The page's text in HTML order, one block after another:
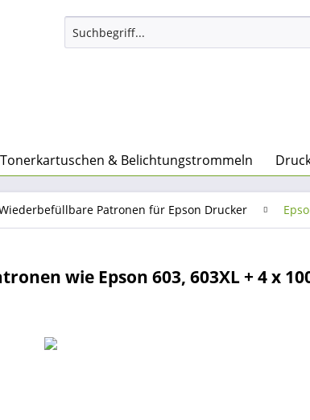
Tonerkartuschen & Belichtungstrommeln
Patronen für Epson Drucker
wie Epson 603, 603XL + 4 x